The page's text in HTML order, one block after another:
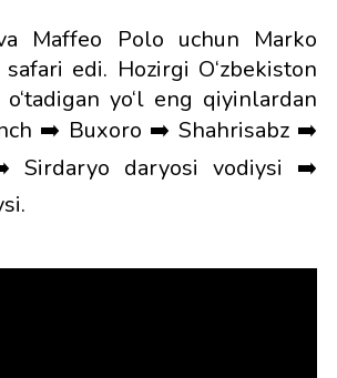
Maffeo Polo uchun Marko
edi. Hozirgi O‘zbekiston
yo‘l eng qiyinlardan
➡️ Buxoro ➡️ Shahrisabz ➡️
Sirdaryo daryosi vodiysi ➡️